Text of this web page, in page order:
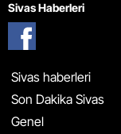
Sivas Haberleri
Sivas haberleri
Son Dakika Sivas
Genel